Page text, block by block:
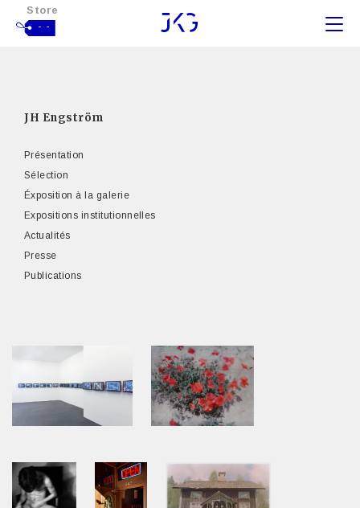
Store
- -
JH Engström
Présentation
Sélection
Éxposition à la galerie
Expositions institutionnelles
Actualités
Presse
Publications